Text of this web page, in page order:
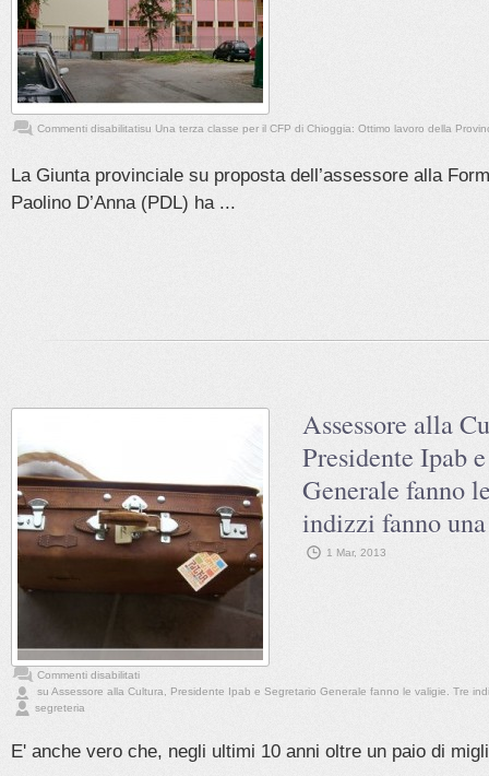
Commenti disabilitatisu Una terza classe per il CFP di Chioggia: Ottimo lavoro della
La Giunta provinciale su proposta dell’assessore alla
Paolino D’Anna (PDL) ha ...
Assessore alla
Presidente Ipab
Generale fanno
indizzi fanno
1 Mar, 2013
Commenti disabilitati
su Assessore alla Cultura, Presidente Ipab e Segretario Generale fanno le valigie. Tre
segreteria
E' anche vero che, negli ultimi 10 anni oltre un paio di